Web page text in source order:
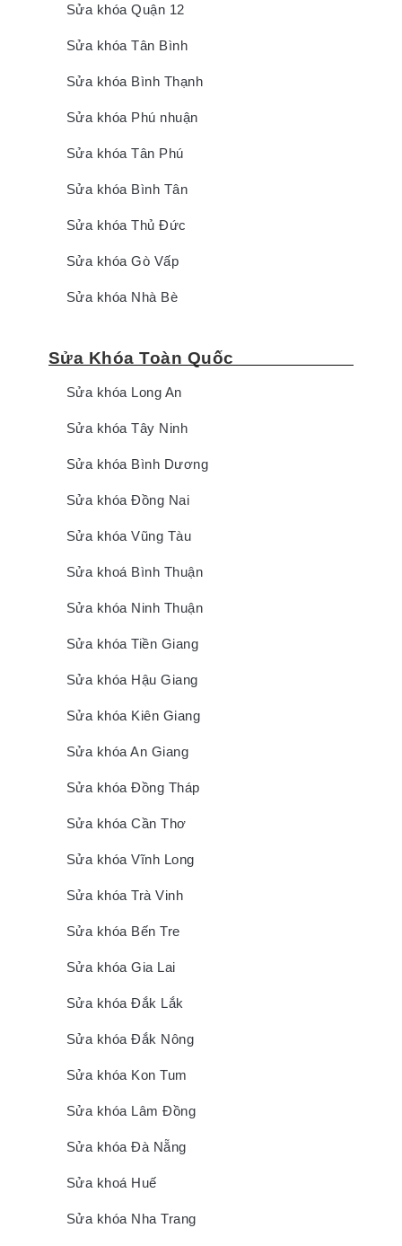
Sửa khóa Quận 12
Sửa khóa Tân Bình
Sửa khóa Bình Thạnh
Sửa khóa Phú nhuận
Sửa khóa Tân Phú
Sửa khóa Bình Tân
Sửa khóa Thủ Đức
Sửa khóa Gò Vấp
Sửa khóa Nhà Bè
Sửa Khóa Toàn Quốc
Sửa khóa Long An
Sửa khóa Tây Ninh
Sửa khóa Bình Dương
Sửa khóa Đồng Nai
Sửa khóa Vũng Tàu
Sửa khoá Bình Thuận
Sửa khóa Ninh Thuận
Sửa khóa Tiền Giang
Sửa khóa Hậu Giang
Sửa khóa Kiên Giang
Sửa khóa An Giang
Sửa khóa Đồng Tháp
Sửa khóa Cần Thơ
Sửa khóa Vĩnh Long
Sửa khóa Trà Vinh
Sửa khóa Bến Tre
Sửa khóa Gia Lai
Sửa khóa Đắk Lắk
Sửa khóa Đắk Nông
Sửa khóa Kon Tum
Sửa khóa Lâm Đồng
Sửa khóa Đà Nẵng
Sửa khoá Huế
Sửa khóa Nha Trang